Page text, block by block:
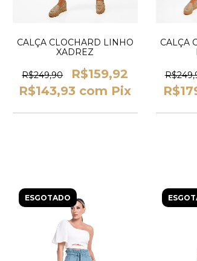
CALÇA CLOCHARD LINHO
XADREZ
R$249,90
R$159,92
R$143,93 com Pix
CALÇA
ESGOTADO